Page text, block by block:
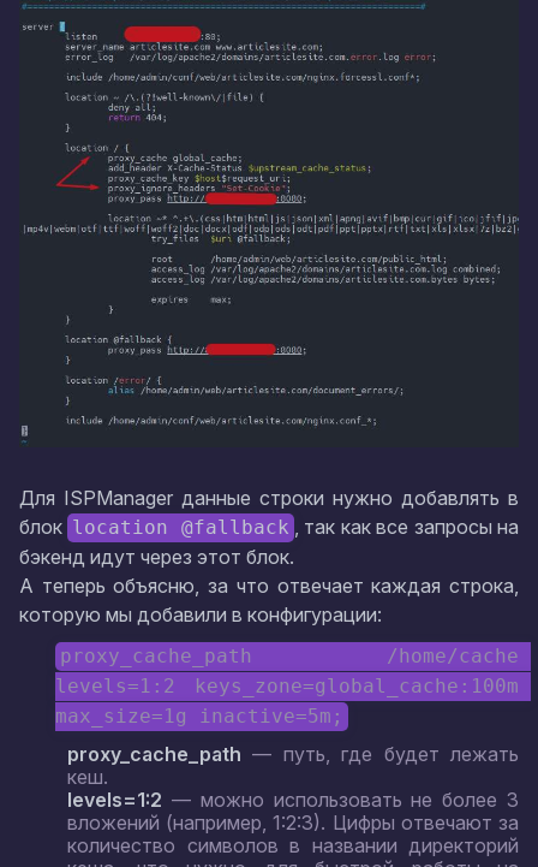
Для ISPManager данные строки нужно добавлять в
блок location @fallback , так как все запросы на
бэкенд идут через этот блок.
А теперь объясню, за что отвечает каждая строка,
которую мы добавили в конфигурации:
proxy_cache_path /home/cache
levels=1:2 keys_zone=global_cache:100m
max_size=1g inactive=5m;
proxy_cache_path — путь, где будет лежать
кеш.
levels=1:2 — можно использовать не более 3
вложений (например, 1:2:3). Цифры отвечают за
количество символов в названии директорий